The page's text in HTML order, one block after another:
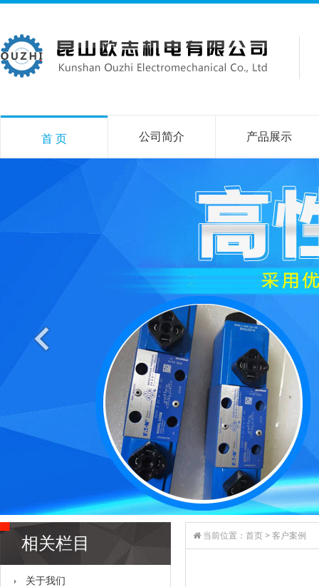
首 页 公司简介 产品展示
相关栏目
关于我们
当前位置： 首页 > 客户案例